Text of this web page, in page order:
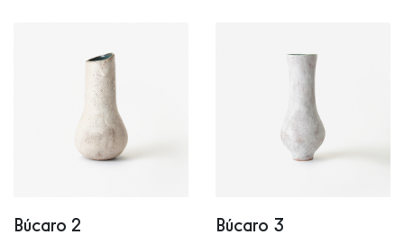
Búcaro 2 Búcaro 3